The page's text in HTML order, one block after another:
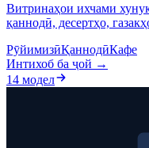
Витринаҳои ихчами
қаннодӣ, десертҳо,
РӯйимизӣҚаннодӣКафе
Интихоб ба ҷой →
14 модел